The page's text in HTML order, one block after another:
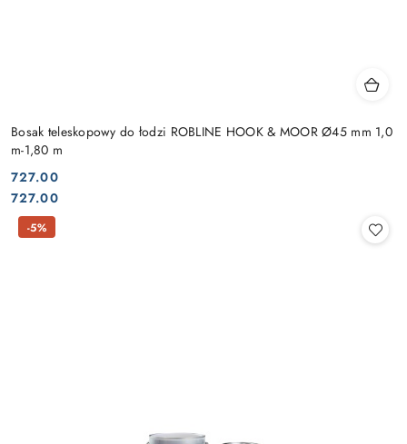
Bosak teleskopowy do łodzi ROBLINE HOOK & MOOR Ø45 mm 1,0
m-1,80 m
Cena:
727.00
Cena:
727.00
-5%